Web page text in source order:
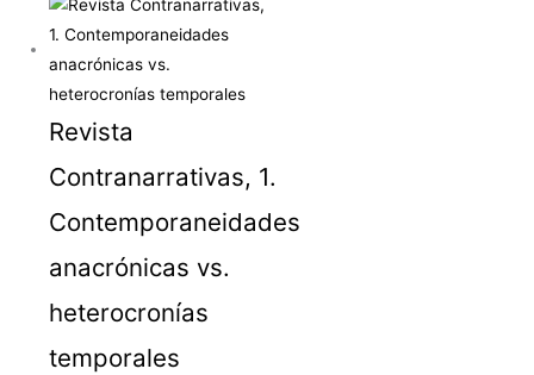
Revista
Contranarrativas, 1.
Contemporaneidades
anacrónicas vs.
heterocronías
temporales